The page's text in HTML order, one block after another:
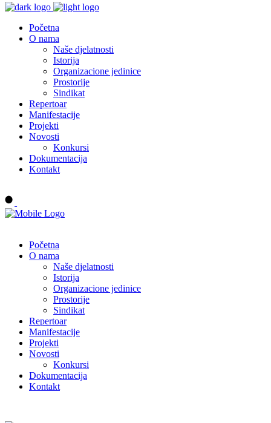
Početna
O nama
Naše djelatnosti
Istorija
Organizacione jedinice
Prostorije
Sindikat
Repertoar
Manifestacije
Projekti
Novosti
Konkursi
Dokumentacija
Kontakt
Početna
O nama
Naše djelatnosti
Istorija
Organizacione jedinice
Prostorije
Sindikat
Repertoar
Manifestacije
Projekti
Novosti
Konkursi
Dokumentacija
Kontakt